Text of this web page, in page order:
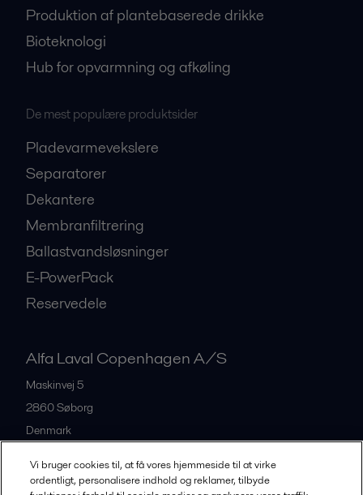
Produktion af plantebaserede drikke
Bioteknologi
Hub for opvarmning og afkøling
De mest populære produktsider
Pladevarmevekslere
Separatorer
Dekantere
Membranfiltrering
Ballastvandsløsninger
E-PowerPack
Reservedele
Alfa Laval Copenhagen A/S
Maskinvej 5
2860Søborg
Denmark
Vi bruger cookies til, at få vores hjemmeside til at virke
ordentligt, personalisere indhold og reklamer, tilbyde